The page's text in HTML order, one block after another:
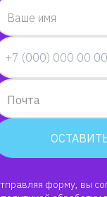
Ваше имя
Почта
форму, вы